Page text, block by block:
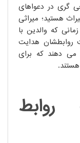
گری در دعواهای
هستید؛ میراثی
که والدین با
روابطشان هدایت
می دهند که برای
روابط